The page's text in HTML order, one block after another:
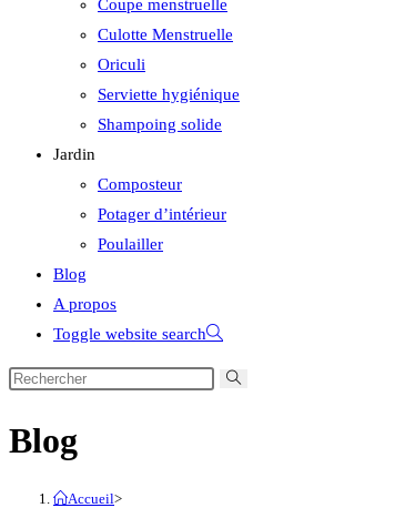
Coupe menstruelle
Culotte Menstruelle
Oriculi
Serviette hygiénique
Shampoing solide
Jardin
Composteur
Potager d’intérieur
Poulailler
Blog
A propos
Toggle website search
Blog
Accueil>